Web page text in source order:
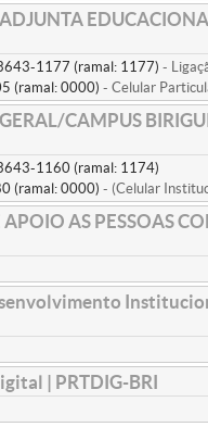
1177 (ramal: 1177) -
(ramal: 0000) - Celular
CAMPUS
1160 (ramal: 1174)
(ramal: 0000) - (Celular
AS PESSOAS
| PRTDIG-BRI